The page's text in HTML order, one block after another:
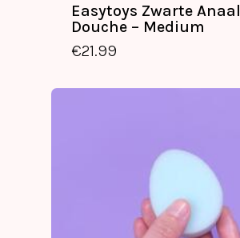
Easytoys Zwarte Anaal
Douche – Medium
€21.99
€21.99